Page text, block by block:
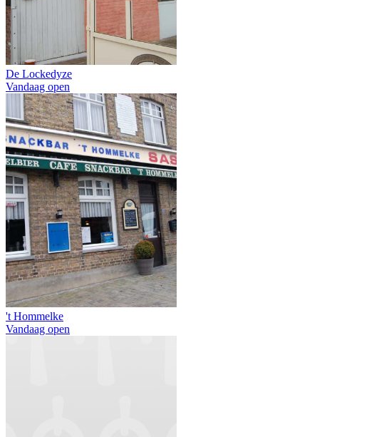
De Lockedyze
Vandaag open
't Hommelke
Vandaag open